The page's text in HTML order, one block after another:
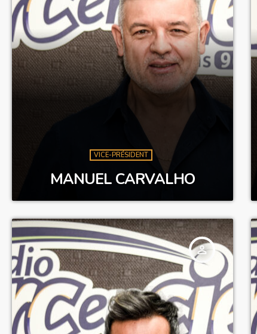
VICE-PRÉSIDENT
MANUEL CARVALHO
person_outline